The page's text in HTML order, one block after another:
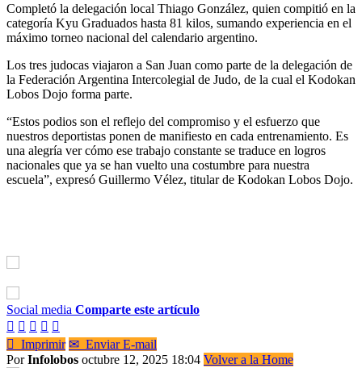
Completó la delegación local Thiago González, quien compitió en la
categoría Kyu Graduados hasta 81 kilos, sumando experiencia en el
máximo torneo nacional del calendario argentino.
Los tres judocas viajaron a San Juan como parte de la delegación de
la Federación Argentina Intercolegial de Judo, de la cual el Kodokan
Lobos Dojo forma parte.
“Estos podios son el reflejo del compromiso y el esfuerzo que
nuestros deportistas ponen de manifiesto en cada entrenamiento. Es
una alegría ver cómo ese trabajo constante se traduce en logros
nacionales que ya se han vuelto una costumbre para nuestra
escuela”, expresó Guillermo Vélez, titular de Kodokan Lobos Dojo.
Social media Comparte este artículo
    
 Imprimir ✉ Enviar E-mail
PorInfolobos octubre 12, 2025 18:04 Volver a la Home